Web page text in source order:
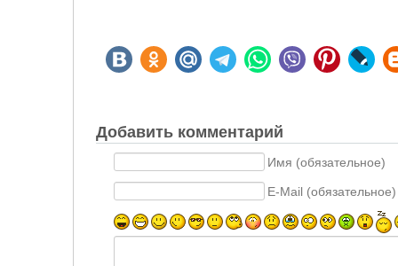
Добавить комментарий
Имя (обязательное)
E-Mail (обязательное)